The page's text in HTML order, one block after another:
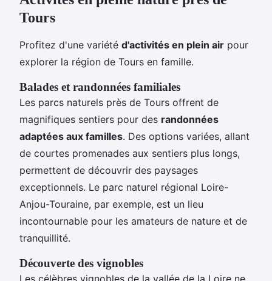
Tours
Profitez d'une variété d'activités en plein air pour
explorer la région de Tours en famille.
Balades et randonnées familiales
Les parcs naturels près de Tours offrent de
magnifiques sentiers pour des randonnées
adaptées aux familles. Des options variées, allant
de courtes promenades aux sentiers plus longs,
permettent de découvrir des paysages
exceptionnels. Le parc naturel régional Loire-
Anjou-Touraine, par exemple, est un lieu
incontournable pour les amateurs de nature et de
tranquillité.
Découverte des vignobles
Les célèbres vignobles de la vallée de la Loire ne